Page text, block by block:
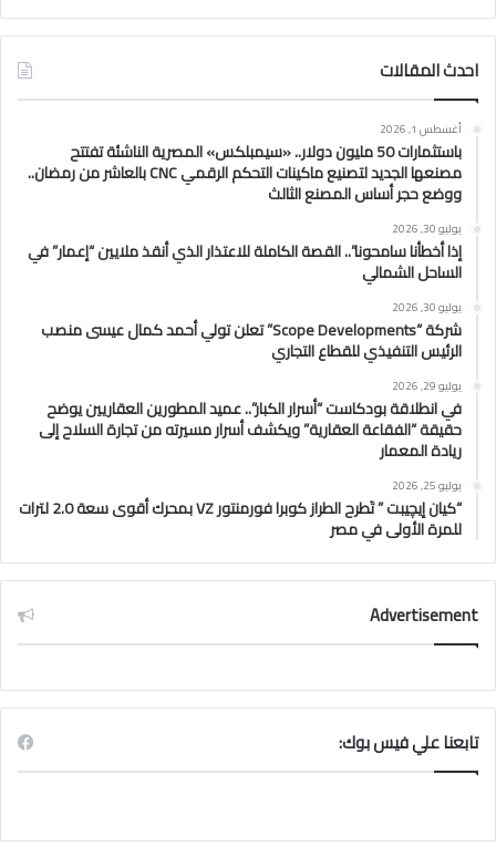
احدث المقالات
أغسطس 1, 2026
باستثمارات 50 مليون دولار.. «سيمبلكس» المصرية الناشئة تفتتح
مصنعها الجديد لتصنيع ماكينات التحكم الرقمي CNC بالعاشر من رمضان..
ووضع حجر أساس المصنع الثالث
يوليو 30, 2026
إذا أخطأنا سامحونا”.. القصة الكاملة للاعتذار الذي أنقذ ملايين “إعمار” في
الساحل الشمالي
يوليو 30, 2026
شركة “Scope Developments” تعلن تولي أحمد كمال عيسى منصب
الرئيس التنفيذي للقطاع التجاري
يوليو 29, 2026
في انطلاقة بودكاست “أسرار الكبار”.. عميد المطورين العقاريين يوضح
حقيقة “الفقاعة العقارية” ويكشف أسرار مسيرته من تجارة السلاح إلى
ريادة المعمار
يوليو 25, 2026
“كيان إيچيبت ” تَطرح الطراز كوبرا فورمنتور VZ بمحرك أقوى سعة 2.0 لترات
للمرة الأولى في مصر
Advertisement
تابعنا علي فيس بوك: